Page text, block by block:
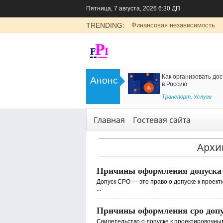
Пятница, 7 августа, 2026 6:30 ДП
TRENDING: Финансовая независимость
Анонс
Как организовать доставку из Ирана
Клуб виртуальной
wearevr.io: уникальные
для детей и взрослых
Развлечение
Главная Гостевая сайта
Причины оформления допуска
Допуск СРО — это право о допуске к
...
Причины оформления сро
Свидетельство о допуске к